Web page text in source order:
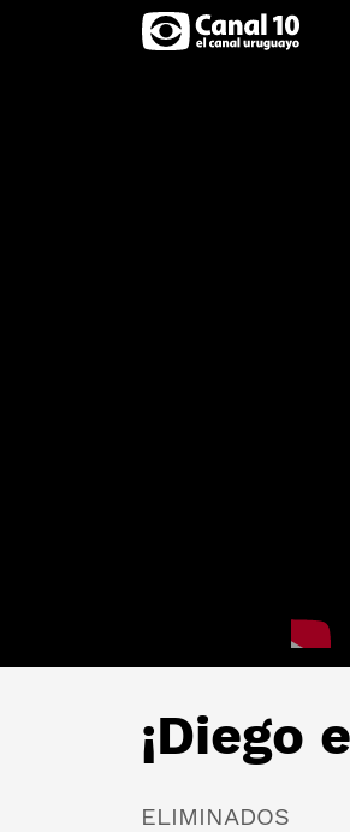
¡Diego
ELIMINADOS